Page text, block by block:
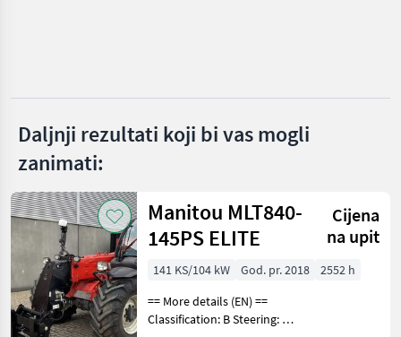
Grove
Prikaži
sve (8)
MARKETPLACE
Marketplace
Ponude
trgovaca
Mali
oglasi
Daljnji rezultati koji bi vas mogli
zanimati:
Manitou MLT840-
145PS ELITE
Cijena
na upit
141 KS/104 kW God. pr. 2018
2552 h
== More details (EN) ==
Classification: B Steering: 4